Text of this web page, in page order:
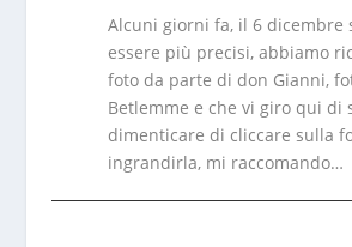
Alcuni giorni fa, il 6 dicembre
essere più precisi, abbiamo
foto da parte di don Gianni,
Betlemme e che vi giro qui di
dimenticare di cliccare sulla
ingrandirla, mi raccomando…